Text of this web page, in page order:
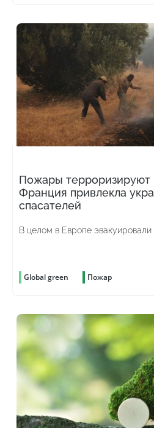
Пожары
Франция привлекла
спасателей
В целом в Европе
Global green Пожар